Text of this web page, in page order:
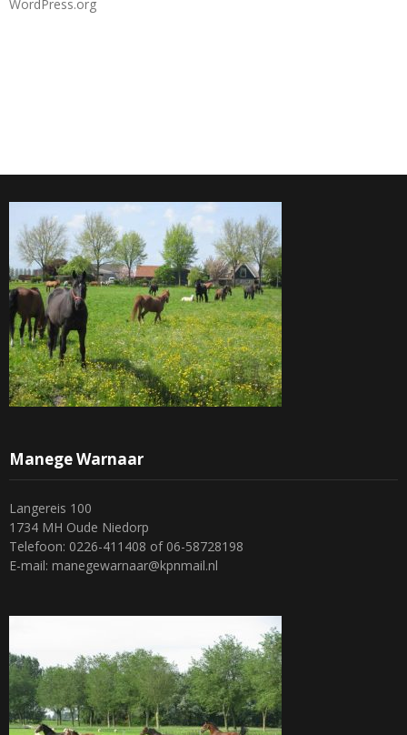
WordPress.org
Manege Warnaar
Langereis 100
1734 MH Oude Niedorp
Telefoon: 0226-411408 of 06-58728198
E-mail: manegewarnaar@kpnmail.nl